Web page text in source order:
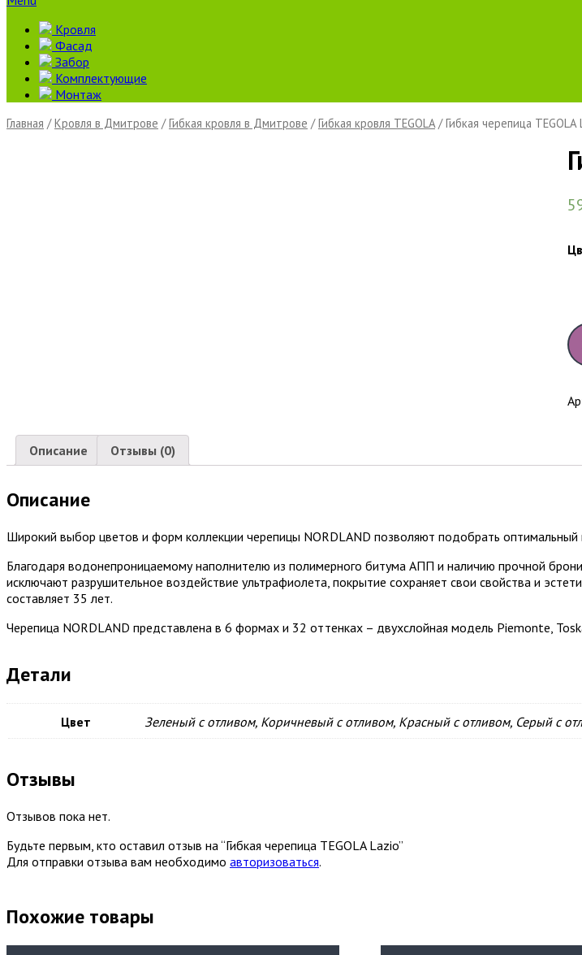
Кровля
Фасад
Забор
Комплектующие
Монтаж
Главная /Кровля в Дмитрове /Гибкая кровля в Дмитрове /Гибкая кровля TEGOLA/ Гибкая черепица TEGOLA
Описание Отзывы (0)
Описание
Широкий выбор цветов и форм коллекции черепицы NORDLAND позволяют подобрать оптимальный
Благодаря водонепроницаемому наполнителю из полимерного битума АПП и наличию прочной
исключают разрушительное воздействие ультрафиолета, покрытие сохраняет свои свойства и
составляет 35 лет.
Черепица NORDLAND представлена в 6 формах и 32 оттенках – двухслойная модель Piemonte,
Детали
Цвет Зеленый с отливом, Коричневый с отливом, Красный с отливом, Серый с
Отзывы
Отзывов пока нет.
Будьте первым, кто оставил отзыв на “Гибкая черепица TEGOLA Lazio”
Для отправки отзыва вам необходимо авторизоваться.
Похожие товары